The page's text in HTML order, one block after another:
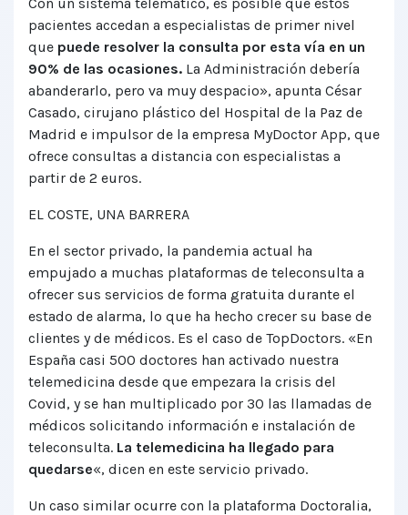
pacientes accedan a especialistas de primer nivel
que puede resolver la consulta por esta vía en un
90% de las ocasiones. La Administración debería
abanderarlo, pero va muy despacio», apunta César
Casado, cirujano plástico del Hospital de la Paz de
Madrid e impulsor de la empresa MyDoctor App, que
ofrece consultas a distancia con especialistas a
partir de 2 euros.
EL COSTE, UNA BARRERA
En el sector privado, la pandemia actual ha
empujado a muchas plataformas de teleconsulta a
ofrecer sus servicios de forma gratuita durante el
estado de alarma, lo que ha hecho crecer su base de
clientes y de médicos. Es el caso de TopDoctors. «En
España casi 500 doctores han activado nuestra
telemedicina desde que empezara la crisis del
Covid, y se han multiplicado por 30 las llamadas de
médicos solicitando información e instalación de
teleconsulta. La telemedicina ha llegado para
quedarse«, dicen en este servicio privado.
Un caso similar ocurre con la plataforma Doctoralia,